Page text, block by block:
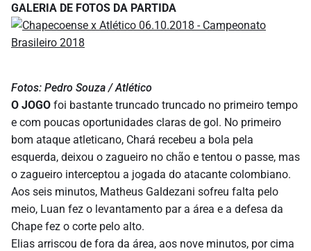
GALERIA DE FOTOS DA PARTIDA
Fotos: Pedro Souza / Atlético
O JOGO foi bastante truncado truncado no primeiro tempo
e com poucas oportunidades claras de gol. No primeiro
bom ataque atleticano, Chará recebeu a bola pela
esquerda, deixou o zagueiro no chão e tentou o passe, mas
o zagueiro interceptou a jogada do atacante colombiano.
Aos seis minutos, Matheus Galdezani sofreu falta pelo
meio, Luan fez o levantamento par a área e a defesa da
Chape fez o corte pelo alto.
Elias arriscou de fora da área, aos nove minutos, por cima